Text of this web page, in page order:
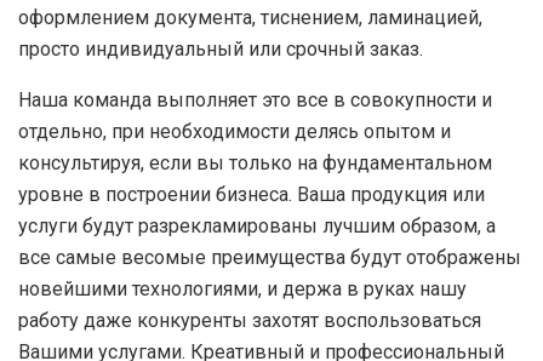
оформлением документа, тиснением, ламинацией,
просто индивидуальный или срочный заказ.
Наша команда выполняет это все в совокупности и
отдельно, при необходимости делясь опытом и
консультируя, если вы только на фундаментальном
уровне в построении бизнеса. Ваша продукция или
услуги будут разрекламированы лучшим образом, а
все самые весомые преимущества будут отображены
новейшими технологиями, и держа в руках нашу
работу даже конкуренты захотят воспользоваться
Вашими услугами. Креативный и профессиональный